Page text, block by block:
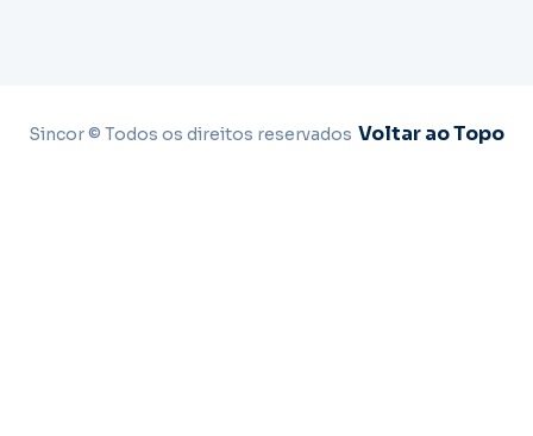
Sincor © Todos os direitos reservados Voltar ao Topo